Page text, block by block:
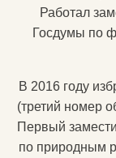
Работал
Госдумы по
В 2016 году
(третий номер
Первый
по природным